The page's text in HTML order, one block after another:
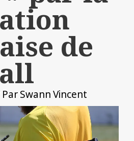
de
Swann Vincent